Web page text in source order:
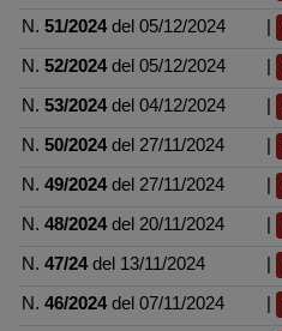
N. 51/2024del 05/12/2024
N. 52/2024del 05/12/2024
N. 53/2024del 04/12/2024
N. 50/2024del 27/11/2024
N. 49/2024del 27/11/2024
N. 48/2024del 20/11/2024
N. 47/24del 13/11/2024
N. 46/2024del 07/11/2024